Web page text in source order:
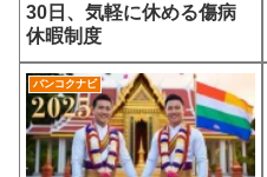
30日、気軽に休める傷病
休暇制度
バンコクナビ